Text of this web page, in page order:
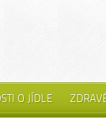
O JÍDLE